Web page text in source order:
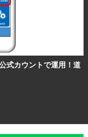
式カウントで運用！道